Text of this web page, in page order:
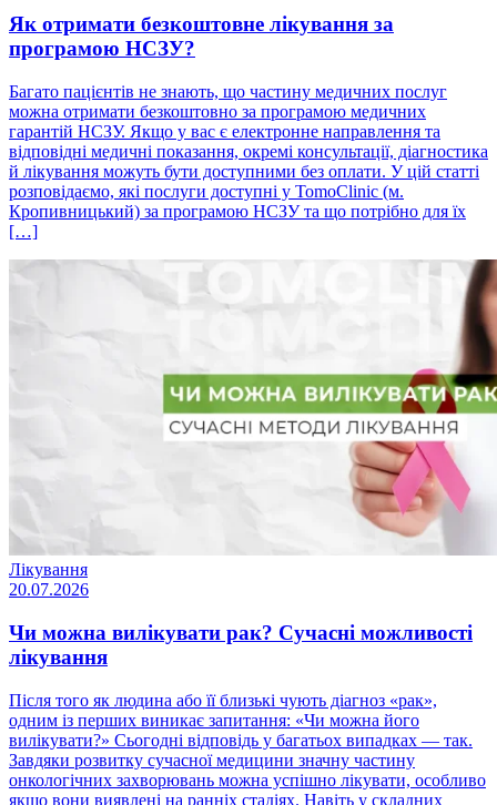
Як отримати безкоштовне лікування за
програмою НСЗУ?
Багато пацієнтів не знають, що частину медичних послуг
можна отримати безкоштовно за програмою медичних
гарантій НСЗУ. Якщо у вас є електронне направлення та
відповідні медичні показання, окремі консультації, діагностика
й лікування можуть бути доступними без оплати. У цій статті
розповідаємо, які послуги доступні у TomoClinic (м.
Кропивницький) за програмою НСЗУ та що потрібно для їх
[…]
Лікування
20.07.2026
Чи можна вилікувати рак? Сучасні можливості
лікування
Після того як людина або її близькі чують діагноз «рак»,
одним із перших виникає запитання: «Чи можна його
вилікувати?» Сьогодні відповідь у багатьох випадках — так.
Завдяки розвитку сучасної медицини значну частину
онкологічних захворювань можна успішно лікувати, особливо
якщо вони виявлені на ранніх стадіях. Навіть у складних